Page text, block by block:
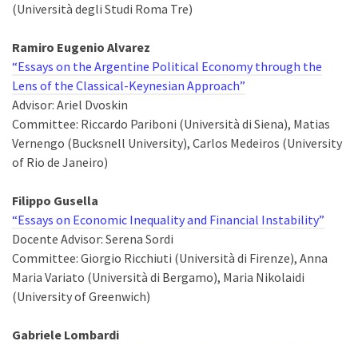
(Università degli Studi Roma Tre)
Ramiro Eugenio Alvarez
“Essays on the Argentine Political Economy through the
Lens of the Classical-Keynesian Approach”
Advisor: Ariel Dvoskin
Committee: Riccardo Pariboni (Università di Siena), Matias
Vernengo (Bucksnell University), Carlos Medeiros (University
of Rio de Janeiro)
Filippo Gusella
“Essays on Economic Inequality and Financial Instability”
Docente Advisor: Serena Sordi
Committee: Giorgio Ricchiuti (Università di Firenze), Anna
Maria Variato (Università di Bergamo), Maria Nikolaidi
(University of Greenwich)
Gabriele Lombardi